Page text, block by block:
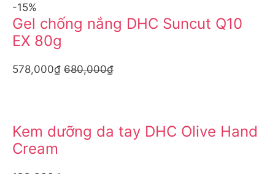
-15%
Gel chống nắng DHC Suncut Q10
EX 80g
578,000₫ 680,000₫
Kem dưỡng da tay DHC Olive Hand
Cream